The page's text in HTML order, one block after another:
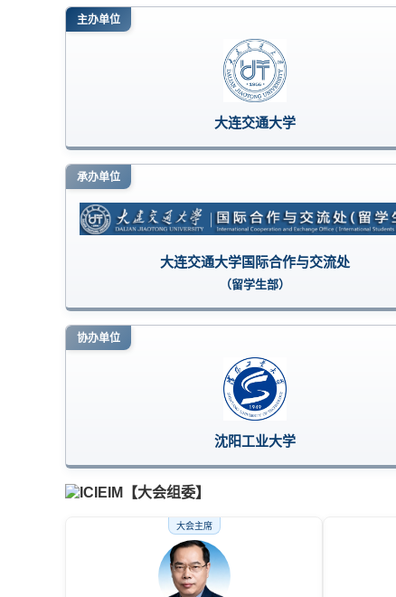
主办单位
大连交通大学
承办单位
大连交通大学国际合作与交流处
（留学生部）
协办单位
沈阳工业大学
【大会组委】
大会主席